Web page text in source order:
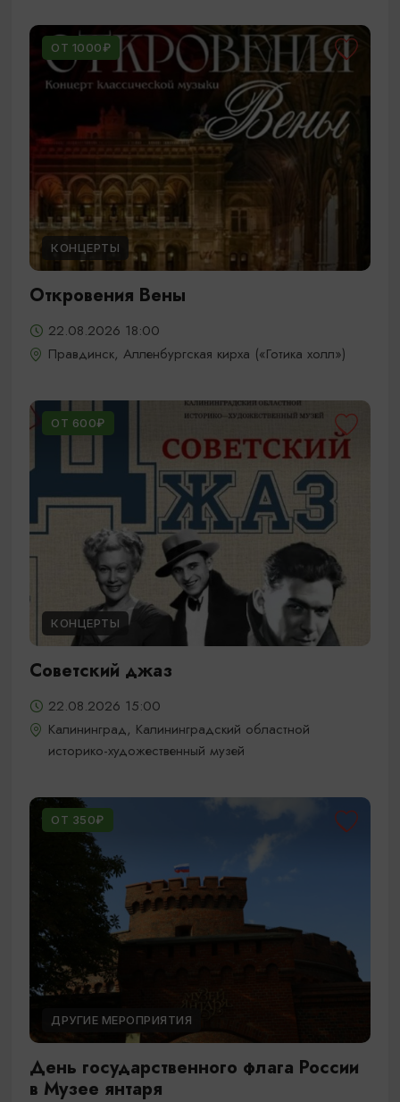
ОТ 1000₽
КОНЦЕРТЫ
Откровения Вены
22.08.2026 18:00
Правдинск, Алленбургская кирха («Готика холл»)
ОТ 600₽
КОНЦЕРТЫ
Советский джаз
22.08.2026 15:00
Калининград, Калининградский областной
историко-художественный музей
ОТ 350₽
ДРУГИЕ МЕРОПРИЯТИЯ
День государственного флага России
в Музее янтаря